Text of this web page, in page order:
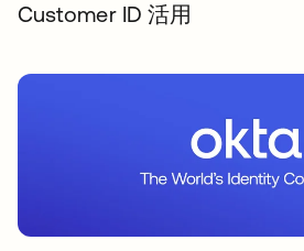
Customer ID 活用